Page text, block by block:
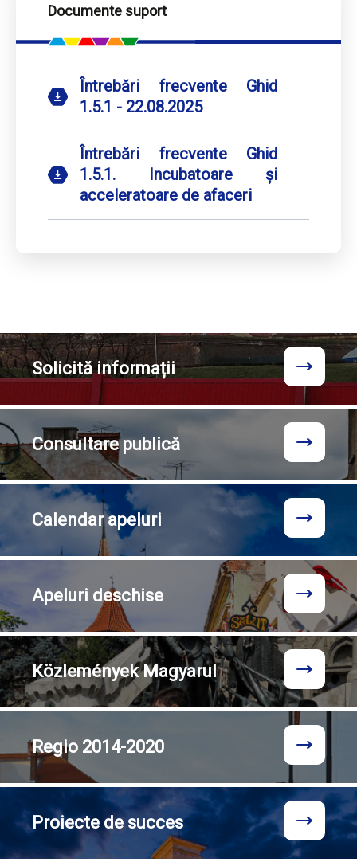
Documente suport
Întrebări frecvente Ghid
1.5.1 - 22.08.2025
Întrebări frecvente Ghid
1.5.1. Incubatoare și
acceleratoare de afaceri
Solicităinformații
Consultarepublică
Calendarapeluri
Apeluri deschise
KözleményekMagyarul
Regio 2014-2020
Proiecte de succes